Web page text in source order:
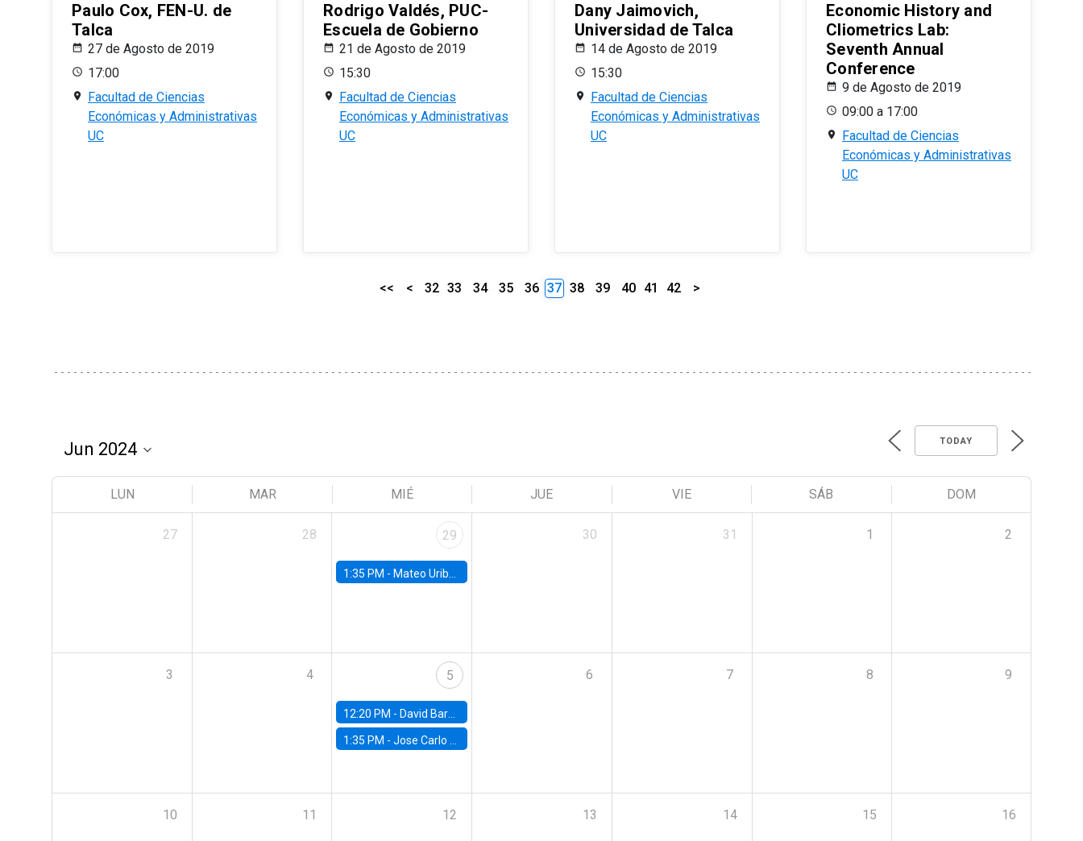
Paulo Cox, FEN-U. de
Talca
27 de Agosto de 2019
17:00
Facultad de Ciencias
Económicas y Administrativas
UC
Rodrigo Valdés, PUC-
Escuela de Gobierno
21 de Agosto de 2019
15:30
Facultad de Ciencias
Económicas y Administrativas
UC
Dany Jaimovich,
Universidad de Talca
14 de Agosto de 2019
15:30
Facultad de Ciencias
Económicas y Administrativas
UC
Economic History and
Cliometrics Lab:
Seventh Annual
Conference
9 de Agosto de 2019
09:00 a 17:00
Facultad de Ciencias
Económicas y Administrativas
UC
<< < 32 33 34 35 36 37 38 39 40 41 42 >
TODAY
LUN MAR MIÉ JUE VIE SÁB DOM
27 28 29
1:35 PM - Mateo Uribe-Castro, Universidad de los Andes (Colombia)
30 31 1 2
3 4 5
12:20 PM - David Bardey, Universidad de los Andes - CEDE
1:35 PM -Jose Carlo Bermudez, UC (ME) & World Bank
6 7 8 9
10 11 12 13 14 15 16